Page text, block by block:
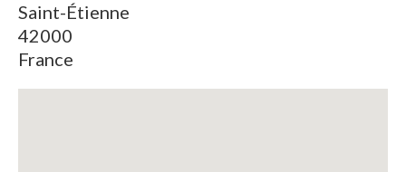
Saint-Étienne
42000
France